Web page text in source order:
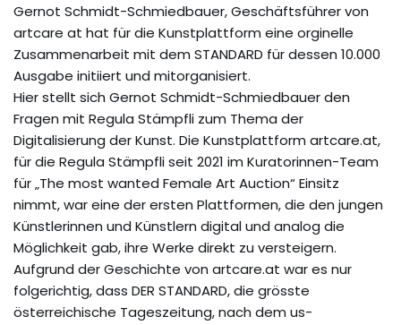
Gernot Schmidt-Schmiedbauer, Geschäftsführer von
artcare at hat für die Kunstplattform eine orginelle
Zusammenarbeit mit dem STANDARD für dessen 10.000
Ausgabe initiiert und mitorganisiert.
Hier stellt sich Gernot Schmidt-Schmiedbauer den
Fragen mit Regula Stämpfli zum Thema der
Digitalisierung der Kunst. Die Kunstplattform artcare.at,
für die Regula Stämpfli seit 2021 im Kuratorinnen-Team
für „The most wanted Female Art Auction“ Einsitz
nimmt, war eine der ersten Plattformen, die den jungen
Künstlerinnen und Künstlern digital und analog die
Möglichkeit gab, ihre Werke direkt zu versteigern.
Aufgrund der Geschichte von artcare.at war es nur
folgerichtig, dass DER STANDARD, die grösste
österreichische Tageszeitung, nach dem us-